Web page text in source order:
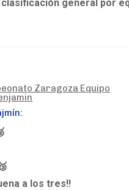
general por
a los tres!!